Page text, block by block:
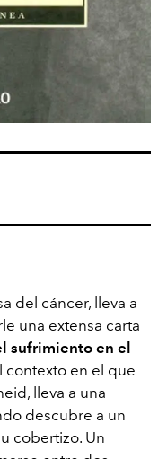
del cáncer, lleva a
una extensa carta
sufrimiento en el
contexto en el que
lleva a una
descubre a un
cobertizo. Un